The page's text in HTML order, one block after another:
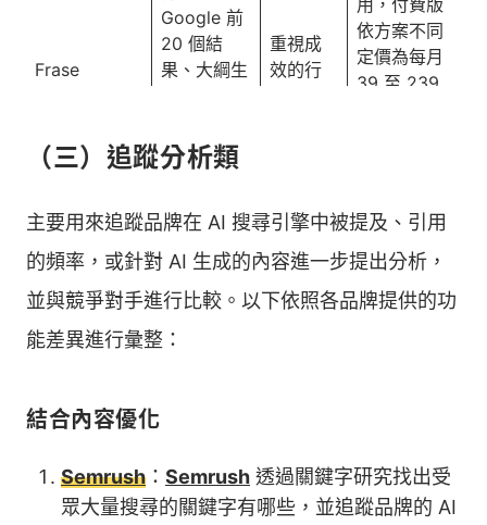
Frase
Google 前
20 個結
果、大綱生
戶提問
重視成
效的行
用，付費版
依方案不同
定價為每月
39 至 239
AIPRM
量對話情境
模板
剛開始
工具的
行銷人
用，付費版
依方案不同
20 至 999
（三）追蹤分析類
主要用來追蹤品牌在 AI 搜尋引擎中被提及、引用
的頻率，或針對 AI 生成的內容進一步提出分析，
並與競爭對手進行比較。以下依照各品牌提供的功
能差異進行彙整：
結合內容優化
Semrush ： Semrush 透過關鍵字研究找出受
眾大量搜尋的關鍵字有哪些，並追蹤品牌的 AI